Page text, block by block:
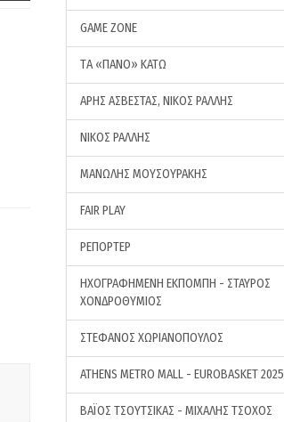
GAME ZONE
ΤA «ΠΑΝΟ» ΚΑΤΩ
ΑΡΗΣ ΑΣΒΕΣΤΑΣ, ΝΙΚΟΣ ΡΑΛΛΗΣ
ΝΙΚΟΣ ΡΑΛΛΗΣ
ΜΑΝΩΛΗΣ ΜΟΥΣΟΥΡΑΚΗΣ
FAIR PLAY
ΡΕΠΟΡΤΕΡ
ΗΧΟΓΡΑΦΗΜΕΝΗ ΕΚΠΟΜΠΗ - ΣΤΑΥΡΟΣ
ΧΟΝΔΡΟΘΥΜΙΟΣ
ΣΤΕΦΑΝΟΣ ΧΩΡΙΑΝΟΠΟΥΛΟΣ
ATHENS METRO MALL - EUROBASKET 2025
ΒΑΪΟΣ ΤΣΟΥΤΣΙΚΑΣ - ΜΙΧΑΛΗΣ ΤΣΟΧΟΣ